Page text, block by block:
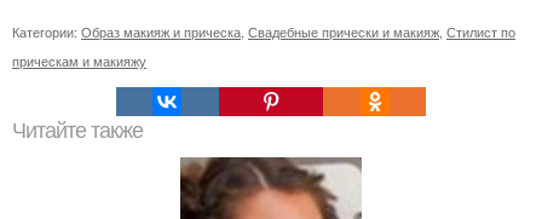
Категории: Образ макияж и прическа, Свадебные прически и макияж, Стилист по
прическам и макияжу
Читайте также